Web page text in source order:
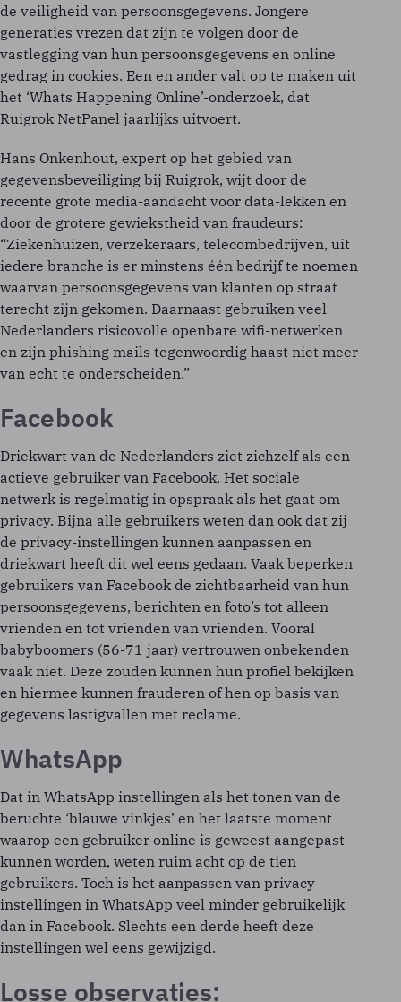
de veiligheid van persoonsgegevens. Jongere
generaties vrezen dat zijn te volgen door de
vastlegging van hun persoonsgegevens en online
gedrag in cookies. Een en ander valt op te maken uit
het ‘Whats Happening Online’-onderzoek, dat
Ruigrok NetPanel jaarlijks uitvoert.
Hans Onkenhout, expert op het gebied van
gegevensbeveiliging bij Ruigrok, wijt door de
recente grote media-aandacht voor data-lekken en
door de grotere gewiekstheid van fraudeurs:
“Ziekenhuizen, verzekeraars, telecombedrijven, uit
iedere branche is er minstens één bedrijf te noemen
waarvan persoonsgegevens van klanten op straat
terecht zijn gekomen. Daarnaast gebruiken veel
Nederlanders risicovolle openbare wifi-netwerken
en zijn phishing mails tegenwoordig haast niet meer
van echt te onderscheiden.”
Facebook
Driekwart van de Nederlanders ziet zichzelf als een
actieve gebruiker van Facebook. Het sociale
netwerk is regelmatig in opspraak als het gaat om
privacy. Bijna alle gebruikers weten dan ook dat zij
de privacy-instellingen kunnen aanpassen en
driekwart heeft dit wel eens gedaan. Vaak beperken
gebruikers van Facebook de zichtbaarheid van hun
persoonsgegevens, berichten en foto’s tot alleen
vrienden en tot vrienden van vrienden. Vooral
babyboomers (56-71 jaar) vertrouwen onbekenden
vaak niet. Deze zouden kunnen hun profiel bekijken
en hiermee kunnen frauderen of hen op basis van
gegevens lastigvallen met reclame.
WhatsApp
Dat in WhatsApp instellingen als het tonen van de
beruchte ‘blauwe vinkjes’ en het laatste moment
waarop een gebruiker online is geweest aangepast
kunnen worden, weten ruim acht op de tien
gebruikers. Toch is het aanpassen van privacy-
instellingen in WhatsApp veel minder gebruikelijk
dan in Facebook. Slechts een derde heeft deze
instellingen wel eens gewijzigd.
Losse observaties: